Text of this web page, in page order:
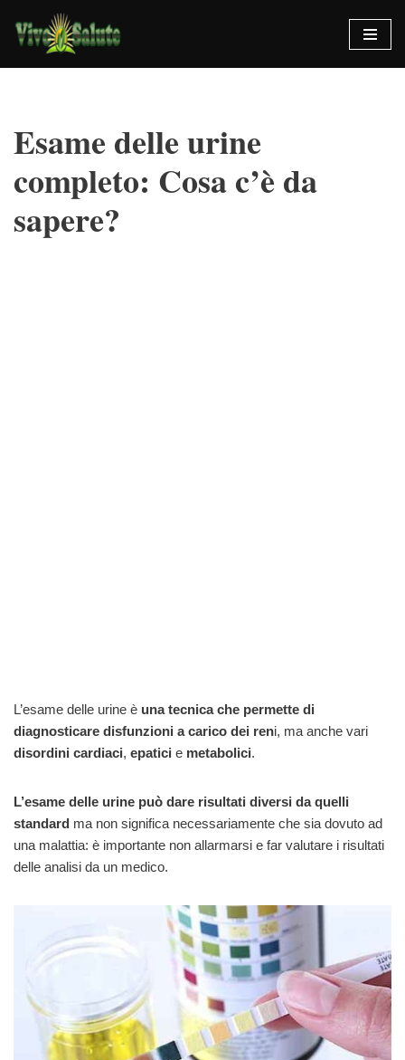
Vai
al
Esame delle urine
completo: Cosa c’è da
sapere?
L’esame delle urine è una tecnica che permette di
diagnosticare disfunzioni a carico dei reni, ma anche vari
disordini cardiaci, epatici e metabolici.
L’esame delle urine può dare risultati diversi da quelli
standard ma non significa necessariamente che sia dovuto ad
una malattia: è importante non allarmarsi e far valutare i risultati
delle analisi da un medico.